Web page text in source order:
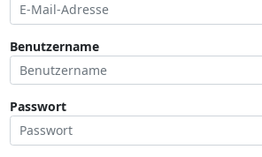
Benutzername
Passwort